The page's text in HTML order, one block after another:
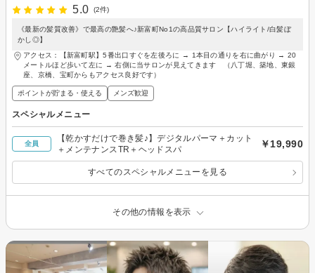
5.0
(2件)
《最新の髪質改善》で最高の艶髪へ♪新富町No1の高品質サロン【ハイライト/白髪ぼ
かし◎】
アクセス：【新富町駅】5番出口すぐを左後ろに → 1本目の通りを右に曲がり → 20
メートルほど歩いて左に → 右側に当サロンが見えてきます （八丁堀、築地、東銀
座、京橋、宝町からもアクセス良好です）
ポイントが貯まる・使える メンズ歓迎
スペシャルメニュー
全員
【乾かすだけで巻き髪♪】デジタルパーマ＋カット
＋メンテナンスTR＋ヘッドスパ
￥19,990
すべてのスペシャルメニューを見る
その他の情報を表示